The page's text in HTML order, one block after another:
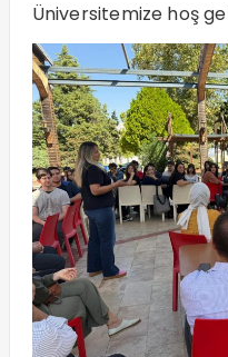
Üniversitemize hoş